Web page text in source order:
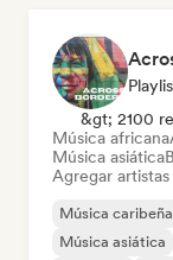
&gt; 2100
Música africana
Música asiática
Agregar
Música caribeña
Música asiática